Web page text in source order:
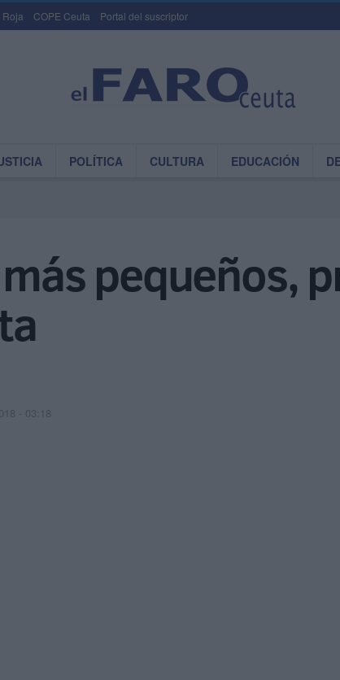
Roja COPE Ceuta Portal del suscriptor
POLÍTICA CULTURA EDUCACIÓN
pequeños,
- 03:18